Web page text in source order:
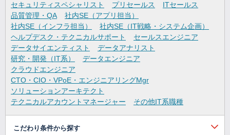
セキュリティスペシャリスト
プリセールス
ITセールス
品質管理・QA
社内SE（アプリ担当）
社内SE（インフラ担当）
社内SE（IT戦略・システム企画）
ヘルプデスク・テクニカルサポート
セールスエンジニア
データサイエンティスト
データアナリスト
研究・開発（IT系）
データエンジニア
クラウドエンジニア
CTO・CIO・VPoE・エンジニアリングMgr
ソリューションアーキテクト
テクニカルアカウントマネージャー
その他IT系職種
こだわり条件から探す